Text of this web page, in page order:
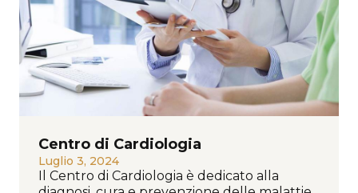
Centro di Cardiologia
Luglio 3, 2024
Il Centro di Cardiologia è dedicato alla